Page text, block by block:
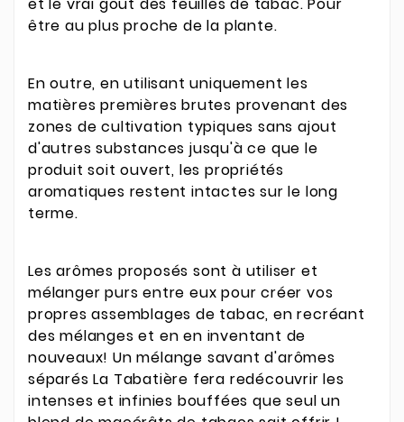
et le vrai goût des feuilles de tabac. Pour
être au plus proche de la plante.
En outre, en utilisant uniquement les
matières premières brutes provenant des
zones de cultivation typiques sans ajout
d'autres substances jusqu'à ce que le
produit soit ouvert, les propriétés
aromatiques restent intactes sur le long
terme.
Les arômes proposés sont à utiliser et
mélanger purs entre eux pour créer vos
propres assemblages de tabac, en recréant
des mélanges et en en inventant de
nouveaux! Un mélange savant d'arômes
séparés La Tabatière fera redécouvrir les
intenses et infinies bouffées que seul un